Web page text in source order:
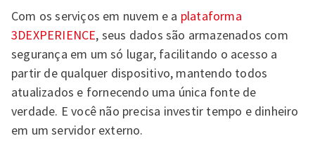
Com os serviços em nuvem e a plataforma
3DEXPERIENCE, seus dados são armazenados com
segurança em um só lugar, facilitando o acesso a
partir de qualquer dispositivo, mantendo todos
atualizados e fornecendo uma única fonte de
verdade. E você não precisa investir tempo e dinheiro
em um servidor externo.